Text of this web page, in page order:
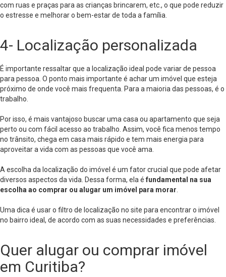
com ruas e praças para as crianças brincarem, etc., o que pode reduzir
o estresse e melhorar o bem-estar de toda a família.
4- Localização personalizada
É importante ressaltar que a localização ideal pode variar de pessoa
para pessoa. O ponto mais importante é achar um imóvel que esteja
próximo de onde você mais frequenta. Para a maioria das pessoas, é o
trabalho.
Por isso, é mais vantajoso buscar uma casa ou apartamento que seja
perto ou com fácil acesso ao trabalho. Assim, você fica menos tempo
no trânsito, chega em casa mais rápido e tem mais energia para
aproveitar a vida com as pessoas que você ama.
A escolha da localização do imóvel é um fator crucial que pode afetar
diversos aspectos da vida. Dessa forma, ela é fundamental na sua
escolha ao comprar ou alugar um imóvel para morar
Uma dica é usar o filtro de localização no site para encontrar o imóvel
no bairro ideal, de acordo com as suas necessidades e preferências.
Quer alugar ou comprar imóvel
em Curitiba?